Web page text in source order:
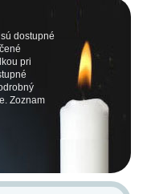
dostupné
pri
Zoznam